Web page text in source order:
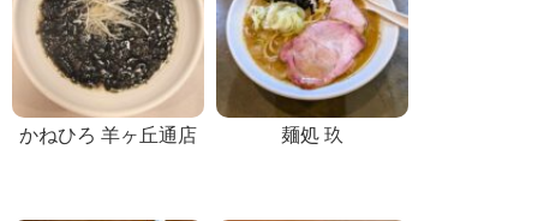
かねひろ 羊ヶ丘通店 麺処 玖